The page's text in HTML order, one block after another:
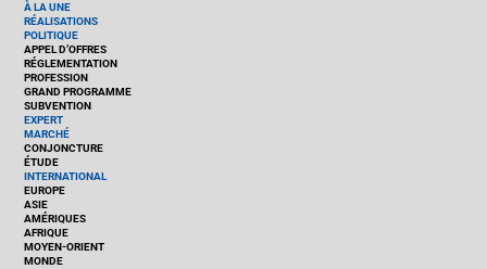
À LA UNE
RÉALISATIONS
POLITIQUE
APPEL D’OFFRES
RÉGLEMENTATION
PROFESSION
GRAND PROGRAMME
SUBVENTION
EXPERT
MARCHÉ
CONJONCTURE
ÉTUDE
INTERNATIONAL
EUROPE
ASIE
AMÉRIQUES
AFRIQUE
MOYEN-ORIENT
MONDE